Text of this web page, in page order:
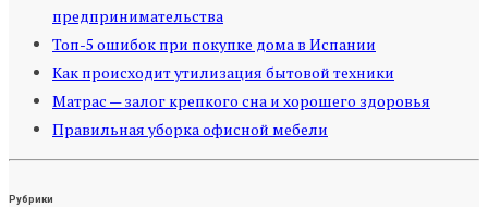
предпринимательства
Топ-5 ошибок при покупке дома в Испании
Как происходит утилизация бытовой техники
Матрас — залог крепкого сна и хорошего здоровья
Правильная уборка офисной мебели
Рубрики